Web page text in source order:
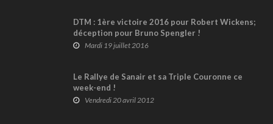
DTM : 1ère victoire 2016 pour Robert Wickens;
déception pour Bruno Spengler !
Mardi 19 juillet 2016
Le Rallye de Sanair et sa Triple Couronne ce
week-end !
Vendredi 20 avril 2012